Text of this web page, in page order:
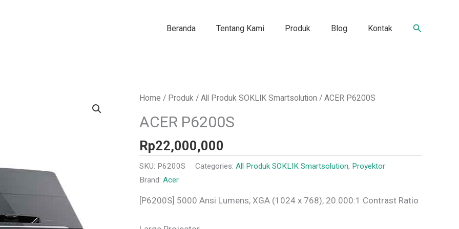
Beranda Tentang Kami Produk Blog Kontak Search
Home / Produk / All Produk SOKLIK Smartsolution / ACER P6200S
ACER P6200S
Rp22,000,000
SKU: P6200S Categories: All Produk SOKLIK Smartsolution, Proyektor
Brand: Acer
[P6200S] 5000 Ansi Lumens, XGA (1024 x 768), 20.000:1 Contrast Ratio